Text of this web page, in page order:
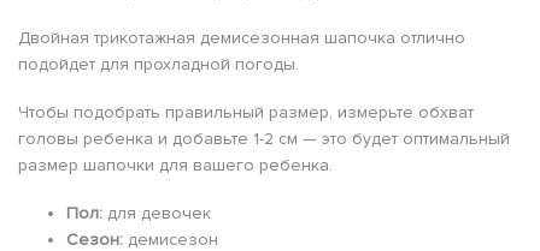
Двойная трикотажная демисезонная шапочка отлично
подойдет для прохладной погоды.
Чтобы подобрать правильный размер, измерьте обхват
головы ребенка и добавьте 1-2 см — это будет оптимальный
размер шапочки для вашего ребенка.
Пол: для девочек
Сезон: демисезон